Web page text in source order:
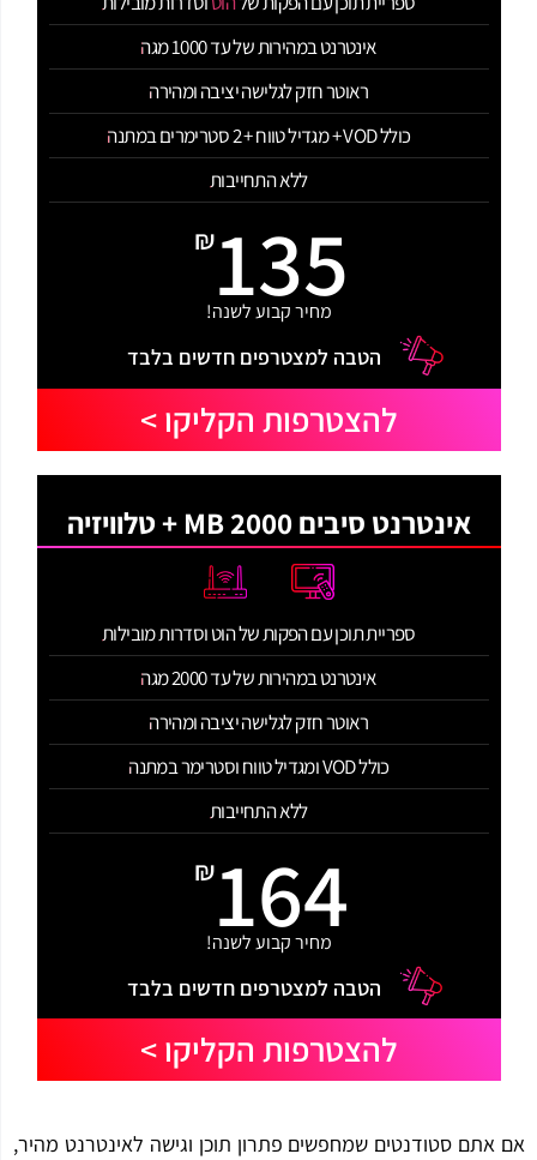
אינטרנט במהירות של עד 1000 מגה
ראוטר חזק לגלישה יציבה ומהירה
ללא התחייבות
₪ 135
מחיר קבוע לשנה!
הטבה למצטרפים חדשים בלבד
להצטרפות הקליקו >
אינטרנט סיבים 2000 MB + טלוויזיה
ספריית תוכן עם הפקות של הוט וסדרות מובילות
אינטרנט במהירות של עד 2000 מגה
ראוטר חזק לגלישה יציבה ומהירה
ללא התחייבות
₪ 164
מחיר קבוע לשנה!
הטבה למצטרפים חדשים בלבד
להצטרפות הקליקו >
סטודנטים שמחפשים פתרון תוכן וגישה לאינטרנט מהיר,